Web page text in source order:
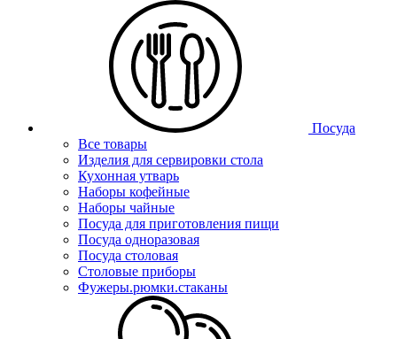
Посуда
Все товары
Изделия для сервировки стола
Кухонная утварь
Наборы кофейные
Наборы чайные
Посуда для приготовления пищи
Посуда одноразовая
Посуда столовая
Столовые приборы
Фужеры.рюмки.стаканы